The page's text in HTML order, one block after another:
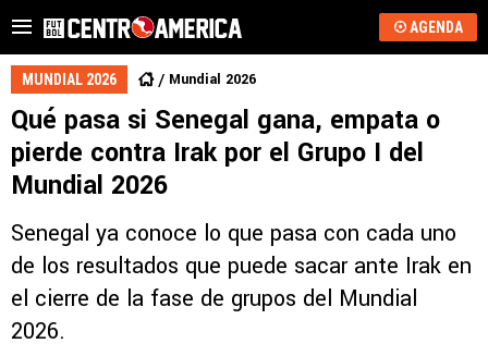
AGENDA
MUNDIAL 2026 Mundial 2026
Qué pasa si Senegal gana, empata o
pierde contra Irak por el Grupo I del
Mundial 2026
Senegal ya conoce lo que pasa con cada uno
de los resultados que puede sacar ante Irak en
el cierre de la fase de grupos del Mundial
2026.